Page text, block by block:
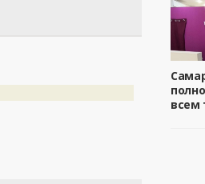
всем